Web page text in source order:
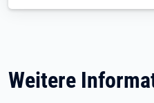
Weitere